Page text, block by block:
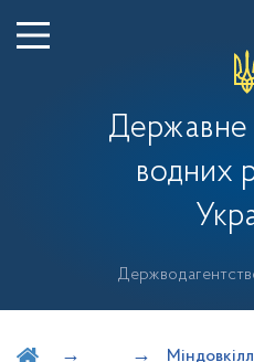
Державне
водних